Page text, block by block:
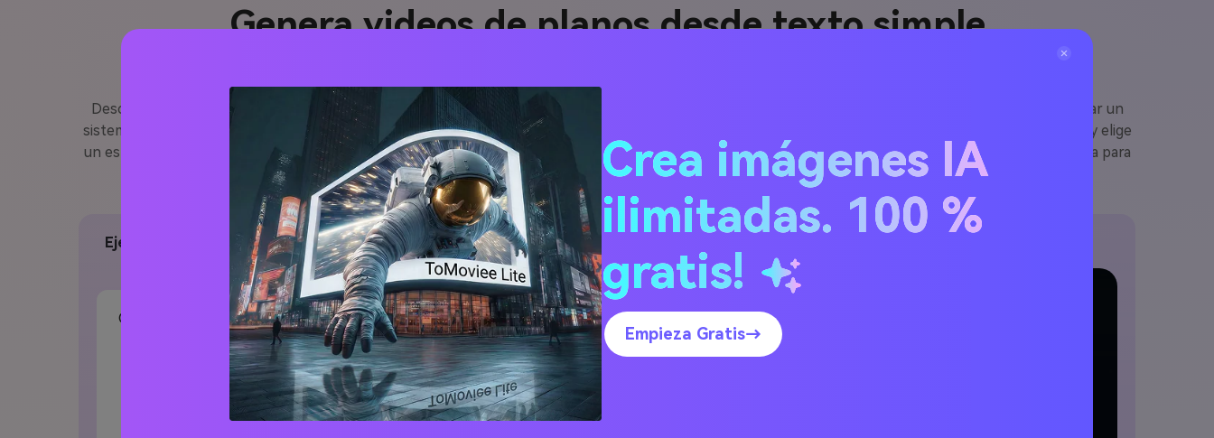
Genera videos de planos desde texto simple
Describe tu idea en una línea y deja que Media.io genere instantáneamente una animación de plano envolvente. Ya sea para presentar un diseño, explicar un
sistema técnico o crear un concepto futurista animado, la IA de texto a video da vida a tu visión sin estrés de edición. Simplemente escribe tu concepto y elige
un estilo visual—Media.io se encarga de la generación de escenas, animación y flujo de cámara, produciendo una salida técnica y cinematográfica adaptada para
redes sociales, aulas o teasers de productos.
Ejemplo de Prompta para un Video AI de
Planos
Crea un video corto que comienza con
un fondo de cuadrícula brillante y un
objeto 3D giratorio que aparece línea
por línea. Transición a contornos de
plano formando el chasis de un
automóvil futurista, con bordes azul
Crea imágenes IA
ilimitadas. 100 %
gratis!
Empieza Gratis→